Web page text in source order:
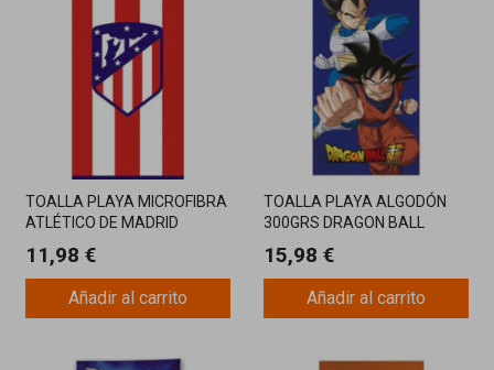
TOALLA PLAYA MICROFIBRA
ATLÉTICO DE MADRID
11,98 €
Añadir al carrito
TOALLA PLAYA ALGODÓN
300GRS DRAGON BALL
15,98 €
Añadir al carrito